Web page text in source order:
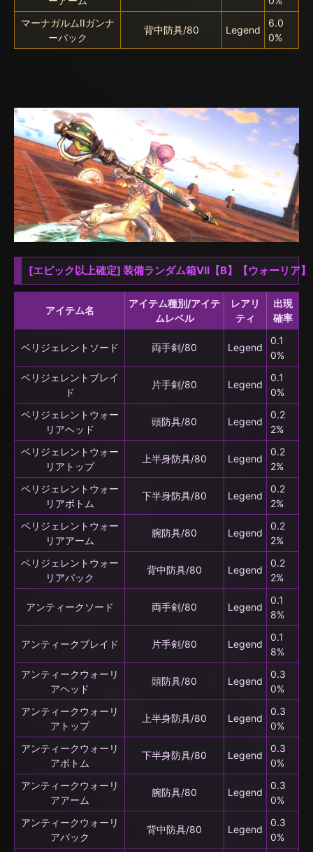
マーナガルムIIガンナ
ーバック
背中防具/80 Legend
6.0
0%
[エピック以上確定] 装備ランダム箱VII【B】【ウォーリア】
アイテム名
アイテム種別/アイテ
ムレベル
レアリ
ティ
出現
確率
ベリジェレントソード 両手剣/80 Legend
0.1
0%
ベリジェレントブレイ
ド
片手剣/80 Legend
0.1
0%
ベリジェレントウォー
リアヘッド
頭防具/80 Legend
0.2
2%
ベリジェレントウォー
リアトップ
上半身防具/80 Legend
0.2
2%
ベリジェレントウォー
リアボトム
下半身防具/80 Legend
0.2
2%
ベリジェレントウォー
リアアーム
腕防具/80 Legend
0.2
2%
ベリジェレントウォー
リアバック
背中防具/80 Legend
0.2
2%
アンティークソード 両手剣/80 Legend
0.1
8%
アンティークブレイド 片手剣/80 Legend
0.1
8%
アンティークウォーリ
アヘッド
頭防具/80 Legend
0.3
0%
アンティークウォーリ
アトップ
上半身防具/80 Legend
0.3
0%
アンティークウォーリ
アボトム
下半身防具/80 Legend
0.3
0%
アンティークウォーリ
アアーム
腕防具/80 Legend
0.3
0%
アンティークウォーリ
アバック
背中防具/80 Legend
0.3
0%